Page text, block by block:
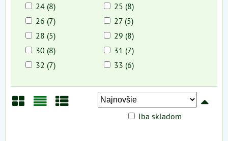
24 (8)
25 (8)
26 (7)
27 (5)
28 (5)
29 (8)
30 (8)
31 (7)
32 (7)
33 (6)
Iba skladom